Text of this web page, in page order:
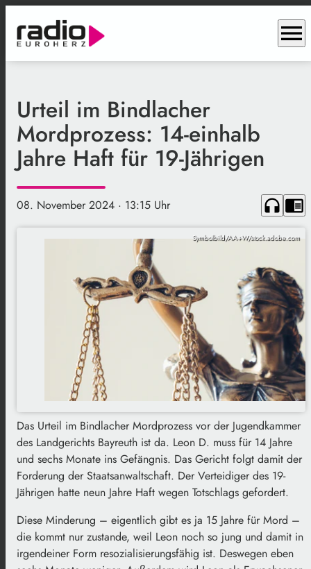
menu
Urteil im Bindlacher
Mordprozess: 14-einhalb
Jahre Haft für 19-Jährigen
08. November 2024 · 13:15 Uhr headphones chrome_reader_mode
Symbolbild/AA+W/stock.adobe.com
Das Urteil im Bindlacher Mordprozess vor der Jugendkammer
des Landgerichts Bayreuth ist da. Leon D. muss für 14 Jahre
und sechs Monate ins Gefängnis. Das Gericht folgt damit der
Forderung der Staatsanwaltschaft. Der Verteidiger des 19-
Jährigen hatte neun Jahre Haft wegen Totschlags gefordert.
Diese Minderung – eigentlich gibt es ja 15 Jahre für Mord –
die kommt nur zustande, weil Leon noch so jung und damit in
irgendeiner Form resozialisierungsfähig ist. Deswegen eben